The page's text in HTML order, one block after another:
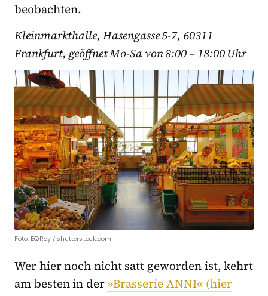
beobachten.
Kleinmarkthalle, Hasengasse 5-7, 60311
Frankfurt, geöffnet Mo-Sa von 8:00 – 18:00 Uhr
Foto: EQRoy / shutterstock.com
Wer hier noch nicht satt geworden ist, kehrt
am besten in der»Brasserie ANNI« (hier